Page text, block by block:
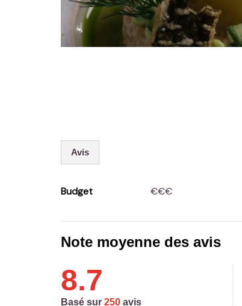
Avis
Budget €€€
Note moyenne des avis
8.7
Basé sur 250 avis